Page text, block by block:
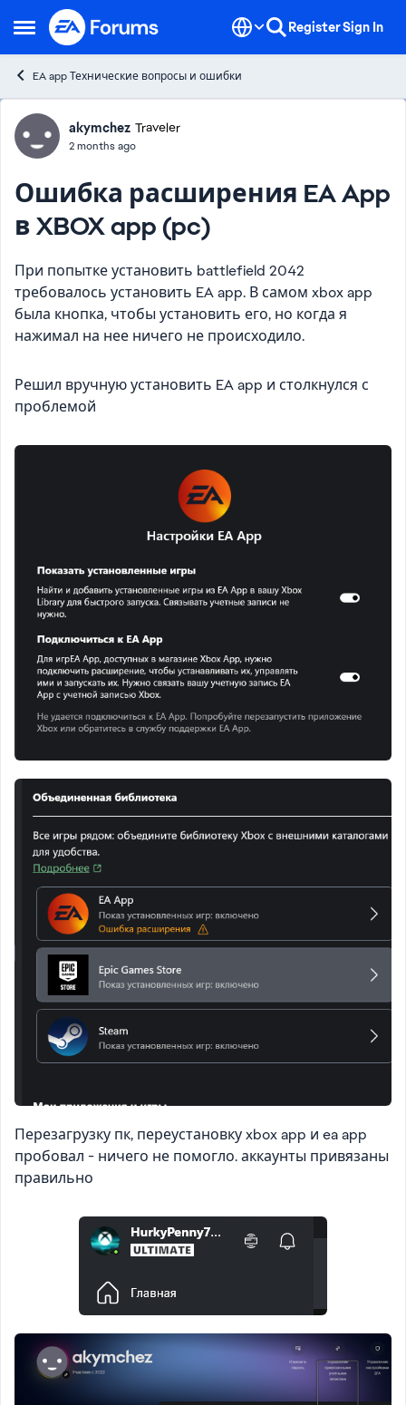
Open Side Menu
Skip to content RegisterSign In
EA app Технические вопросы и ошибки
Forum Discussion
akymchez Traveler
2 months ago
Ошибка расширения EA App
в XBOX app (pc)
При попытке установить battlefield 2042
требовалось установить EA app. В самом xbox app
была кнопка, чтобы установить его, но когда я
нажимал на нее ничего не происходило.
Решил вручную установить EA app и столкнулся с
проблемой
Перезагрузку пк, переустановку xbox app и ea app
пробовал - ничего не помогло. аккаунты привязаны
правильно